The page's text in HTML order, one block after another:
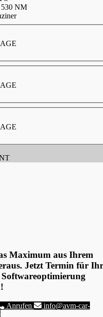
530 NM
Maximum aus Ihrem
Jetzt Termin für
Anrufen
info@avm-car-